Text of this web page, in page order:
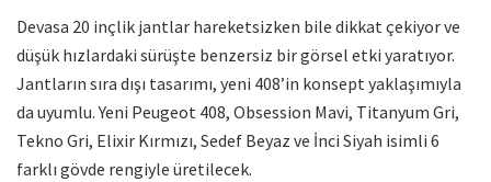
Devasa 20 inçlik jantlar hareketsizken bile dikkat çekiyor ve
düşük hızlardaki sürüşte benzersiz bir görsel etki yaratıyor.
Jantların sıra dışı tasarımı, yeni 408’in konsept yaklaşımıyla
da uyumlu. Yeni Peugeot 408, Obsession Mavi, Titanyum Gri,
Tekno Gri, Elixir Kırmızı, Sedef Beyaz ve İnci Siyah isimli 6
farklı gövde rengiyle üretilecek.